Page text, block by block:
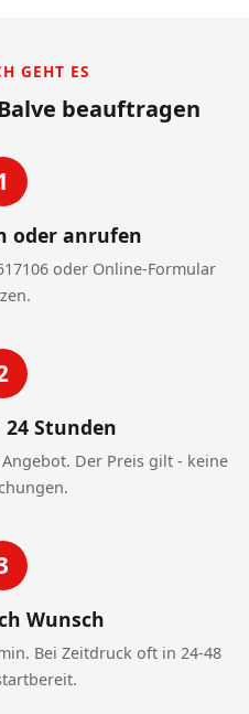
GEHT ES
beauftragen
oder anrufen
oder Online-Formular
Stunden
Der Preis gilt - keine
Wunsch
Bei Zeitdruck oft in 24-48